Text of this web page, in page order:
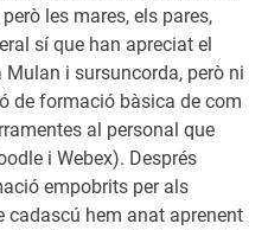
les mares, els pares,
sí que han apreciat el
i sursuncorda, però ni
de formació bàsica de com
al personal que
i Webex). Després
empobrits per als
cadascú hem anat aprenent